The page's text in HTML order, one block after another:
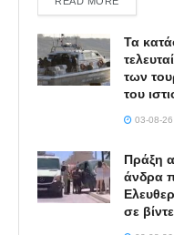
Τα
των
του
03-08-
Πράξη
άνδρα
σε